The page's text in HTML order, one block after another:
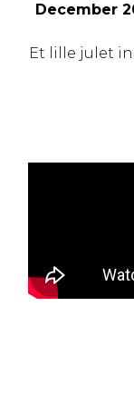
December
Et lille julet